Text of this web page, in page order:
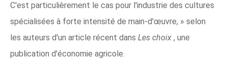
C'est particulièrement le cas pour l'industrie des cultures
spécialisées à forte intensité de main-d'œuvre, » selon
les auteurs d'un article récent dans Les choix , une
publication d'économie agricole.